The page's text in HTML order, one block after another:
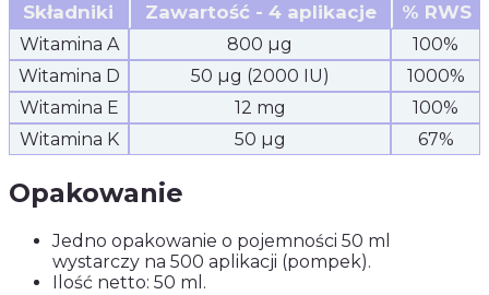
Składniki Zawartość - 4 aplikacje % RWS
Witamina A 800 µg
100%
Witamina D
50 µg (2000 IU)
1000%
Witamina E
12 mg
100%
Witamina K
50 µg 67%
Opakowanie
Jedno opakowanie o pojemności 50 ml
wystarczy na 500 aplikacji (pompek).
Ilość netto: 50 ml.